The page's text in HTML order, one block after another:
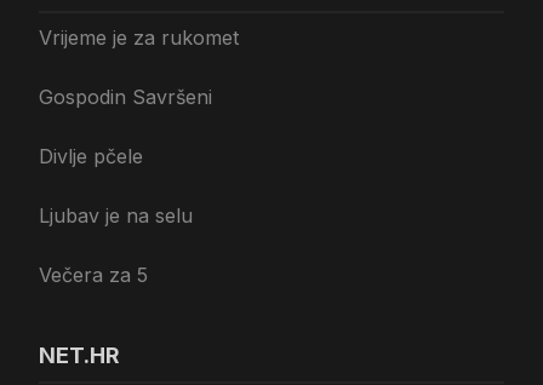
Vrijeme je za rukomet
Gospodin Savršeni
Divlje pčele
Ljubav je na selu
Večera za 5
NET.HR